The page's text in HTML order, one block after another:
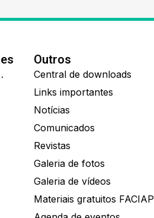
Outros
Central de downloads
Links importantes
Notícias
Comunicados
Revistas
Galeria de fotos
Galeria de vídeos
Materiais gratuitos FACIAP